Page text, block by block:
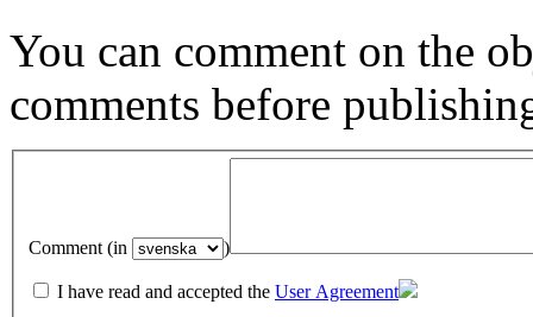
You can comment on the
comments before
Comment (in )
I have read and accepted the User Agreement